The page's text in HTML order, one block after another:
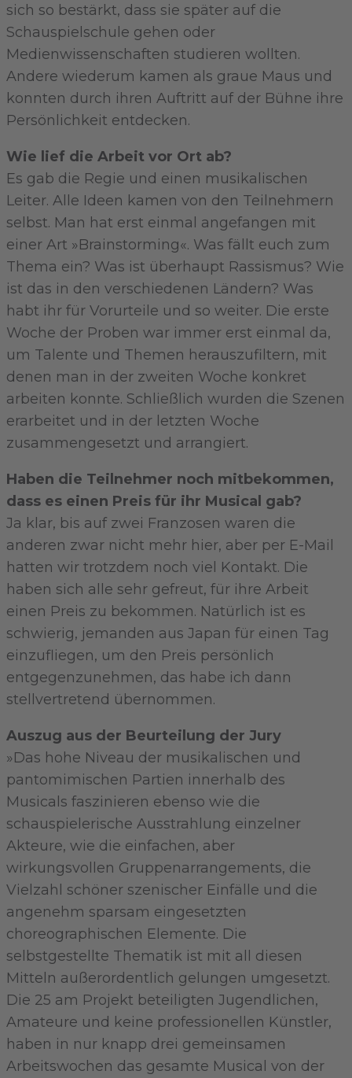
sich so bestärkt, dass sie später auf die
Schauspielschule gehen oder
Medienwissenschaften studieren wollten.
Andere wiederum kamen als graue Maus und
konnten durch ihren Auftritt auf der Bühne ihre
Persönlichkeit entdecken.
Wie lief die Arbeit vor Ort ab?
Es gab die Regie und einen musikalischen
Leiter. Alle Ideen kamen von den Teilnehmern
selbst. Man hat erst einmal angefangen mit
einer Art »Brainstorming«. Was fällt euch zum
Thema ein? Was ist überhaupt Rassismus? Wie
ist das in den verschiedenen Ländern? Was
habt ihr für Vorurteile und so weiter. Die erste
Woche der Proben war immer erst einmal da,
um Talente und Themen herauszufiltern, mit
denen man in der zweiten Woche konkret
arbeiten konnte. Schließlich wurden die Szenen
erarbeitet und in der letzten Woche
zusammengesetzt und arrangiert.
Haben die Teilnehmer noch mitbekommen,
dass es einen Preis für ihr Musical gab?
Ja klar, bis auf zwei Franzosen waren die
anderen zwar nicht mehr hier, aber per E-Mail
hatten wir trotzdem noch viel Kontakt. Die
haben sich alle sehr gefreut, für ihre Arbeit
einen Preis zu bekommen. Natürlich ist es
schwierig, jemanden aus Japan für einen Tag
einzufliegen, um den Preis persönlich
entgegenzunehmen, das habe ich dann
stellvertretend übernommen.
Auszug aus der Beurteilung der Jury
»Das hohe Niveau der musikalischen und
pantomimischen Partien innerhalb des
Musicals faszinieren ebenso wie die
schauspielerische Ausstrahlung einzelner
Akteure, wie die einfachen, aber
wirkungsvollen Gruppenarrangements, die
Vielzahl schöner szenischer Einfälle und die
angenehm sparsam eingesetzten
choreographischen Elemente. Die
selbstgestellte Thematik ist mit all diesen
Mitteln außerordentlich gelungen umgesetzt.
Die 25 am Projekt beteiligten Jugendlichen,
Amateure und keine professionellen Künstler,
haben in nur knapp drei gemeinsamen
Arbeitswochen das gesamte Musical von der